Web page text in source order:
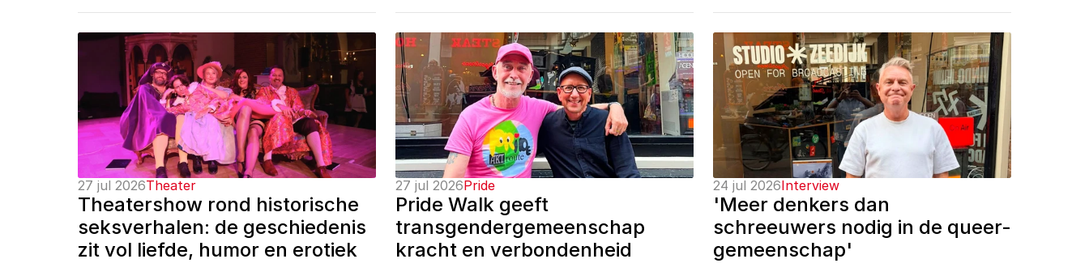
27 jul 2026Theater
Theatershow rond historische
seksverhalen: de geschiedenis
zit vol liefde, humor en erotiek
27 jul 2026Pride
Pride Walk geeft
transgendergemeenschap
kracht en verbondenheid
24 jul 2026Interview
'Meer denkers dan
schreeuwers nodig in de queer-
gemeenschap'